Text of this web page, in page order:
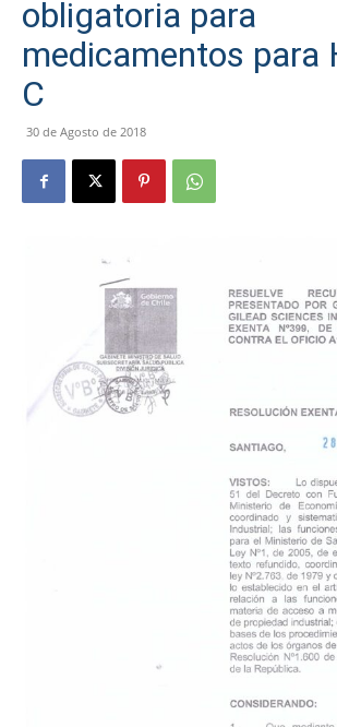
obligatoria para
medicamentos para
C
30 de Agosto de 2018